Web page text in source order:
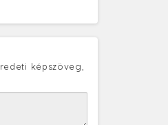
képszöveg,